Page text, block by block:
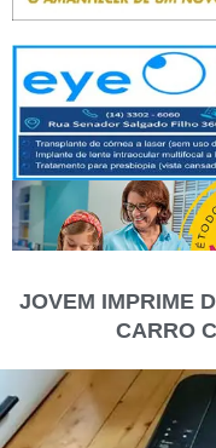
JOVEM IMPRIME
CARRO